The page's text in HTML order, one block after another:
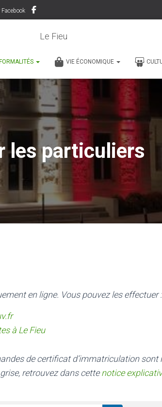
Le Fieu
FORMALITÉS VIE ÉCONOMIQUE
les particuliers
en ligne. Vous pouvez les effectuer :
à Le Fieu
de certificat d’immatriculation
retrouvez dans cettenotice